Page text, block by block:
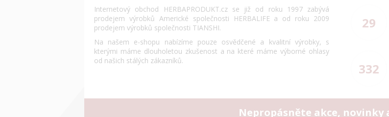
Internetový obchod HERBAPRODUKT.cz se již od roku 1997 zabývá
prodejem výrobků Americké společnosti HERBALIFE a od roku 2009
prodejem výrobků společnosti TIANSHI.
Na našem e-shopu nabízíme pouze osvědčené a kvalitní výrobky, s
kterými máme dlouholetou zkušenost a na které máme výborné ohlasy
od našich stálých zákazníků.
29
332
Nepropásněte akce, novinky